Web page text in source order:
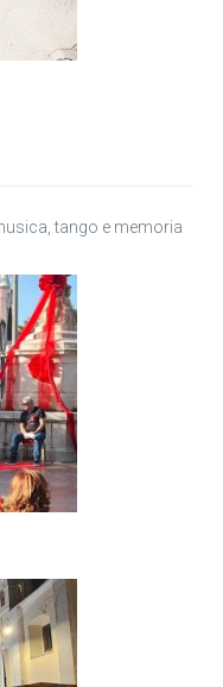
tango e memoria